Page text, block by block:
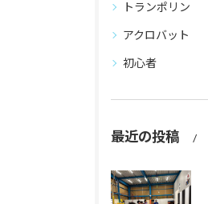
トランポリン
アクロバット
初心者
最近の投稿